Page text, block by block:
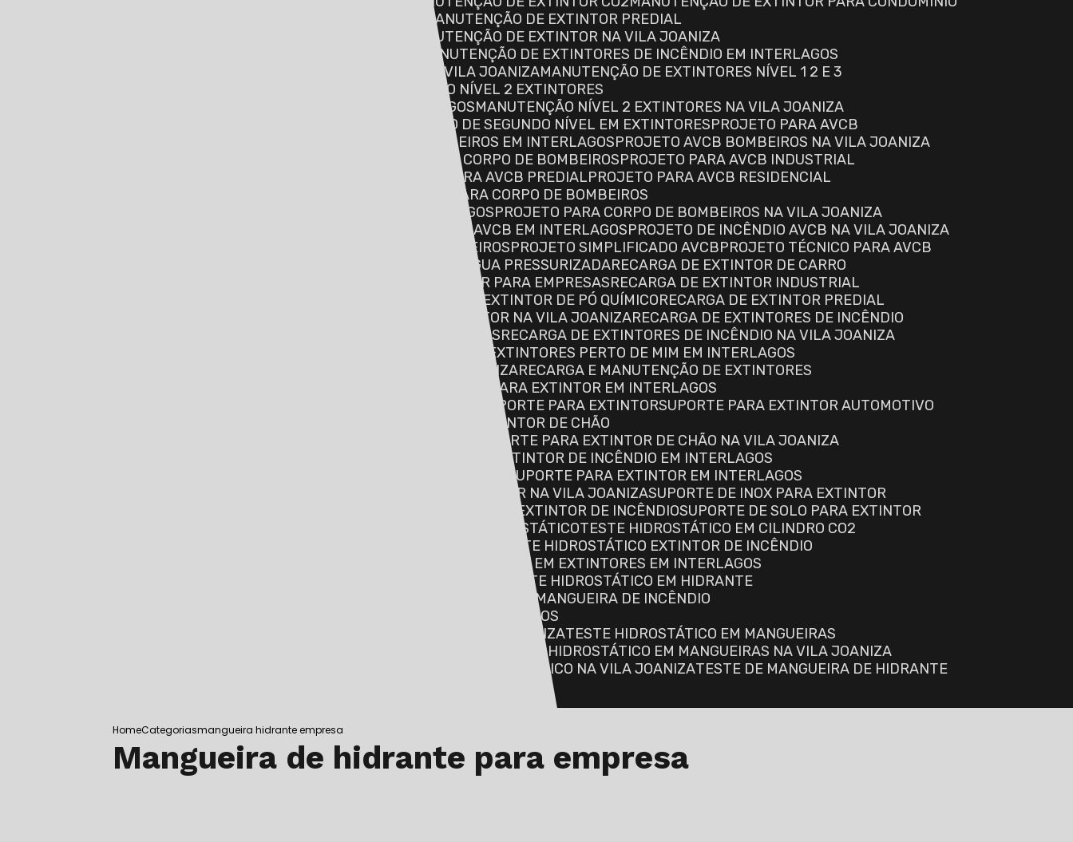
MANUTENÇÃO DE EXTINTOR PREDIAL
MANUTENÇÃO DE EXTINTOR NA VILA JOANIZA
MANUTENÇÃO DE EXTINTORES DE INCÊNDIO EM INTERLAGOS
MANUTENÇÃO DE EXTINTORES DE INCÊNDIO NA VILA JOANIZA
MANUTENÇÃO DE EXTINTORES NÍVEL 1 2 E 3
MANUTENÇÃO NÍVEL 2 EXTINTORES
MANUTENÇÃO NÍVEL 2 EXTINTORES EM INTERLAGOS
MANUTENÇÃO NÍVEL 2 EXTINTORES NA VILA JOANIZA
MANUTENÇÃO DE SEGUNDO NÍVEL EM EXTINTORES
PROJETO PARA AVCB
PROJETO AVCB BOMBEIROS EM INTERLAGOS
PROJETO AVCB BOMBEIROS NA VILA JOANIZA
PROJETO AVCB CORPO DE BOMBEIROS
PROJETO PARA AVCB INDUSTRIAL
PROJETO PARA AVCB PREDIAL
PROJETO PARA AVCB RESIDENCIAL
PROJETO PARA CORPO DE BOMBEIROS
PROJETO PARA CORPO DE BOMBEIROS EM INTERLAGOS
PROJETO PARA CORPO DE BOMBEIROS NA VILA JOANIZA
PROJETO DE INCÊNDIO AVCB EM INTERLAGOS
PROJETO DE INCÊNDIO AVCB NA VILA JOANIZA
PROJETO CONTRA INCÊNDIO PARA CORPO DE BOMBEIROS
PROJETO SIMPLIFICADO AVCB
PROJETO TÉCNICO PARA AVCB
RECARGA DE EXTINTOR DE ÁGUA PRESSURIZADA
RECARGA DE EXTINTOR DE CARRO
RECARGA DE EXTINTOR PARA EMPRESAS
RECARGA DE EXTINTOR INDUSTRIAL
RECARGA DE EXTINTOR DE PÓ QUÍMICO
RECARGA DE EXTINTOR PREDIAL
RECARGA DE EXTINTOR NA VILA JOANIZA
RECARGA DE EXTINTORES DE INCÊNDIO
RECARGA DE EXTINTORES DE INCÊNDIO EM INTERLAGOS
RECARGA DE EXTINTORES DE INCÊNDIO NA VILA JOANIZA
RECARGA DE EXTINTORES PERTO DE MIM EM INTERLAGOS
RECARGA DE EXTINTORES PERTO DE MIM NA VILA JOANIZA
RECARGA E MANUTENÇÃO DE EXTINTORES
SUPORTE DE CHÃO PARA EXTINTOR EM INTERLAGOS
SUPORTE PARA EXTINTOR SUPORTE PARA EXTINTOR AUTOMOTIVO
SUPORTE PARA EXTINTOR DE CHÃO
SUPORTE PARA EXTINTOR DE CHÃO NA VILA JOANIZA
SUPORTE PARA EXTINTOR DE INCÊNDIO EM INTERLAGOS
SUPORTE PARA EXTINTOR EM INTERLAGOS
SUPORTE PARA EXTINTOR NA VILA JOANIZA SUPORTE DE INOX PARA EXTINTOR
SUPORTE DE PISO PARA EXTINTOR DE INCÊNDIO SUPORTE DE SOLO PARA EXTINTOR
TESTE HIDROSTÁTICO
TESTE HIDROSTÁTICO EM CILINDRO CO2
TESTE HIDROSTÁTICO EXTINTOR DE INCÊNDIO
TESTE HIDROSTÁTICO EM EXTINTORES EM INTERLAGOS
TESTE HIDROSTÁTICO EM HIDRANTE
TESTE HIDROSTÁTICO MANGUEIRA DE INCÊNDIO
TESTE HIDROSTÁTICO MANGUEIRA DE INCÊNDIO EM INTERLAGOS
TESTE HIDROSTÁTICO MANGUEIRA DE INCÊNDIO NA VILA JOANIZA
TESTE HIDROSTÁTICO EM MANGUEIRAS
TESTE HIDROSTÁTICO EM MANGUEIRAS NA VILA JOANIZA
TESTE HIDROSTÁTICO NA VILA JOANIZA
TESTE DE MANGUEIRA DE HIDRANTE
HomeCategoriasmangueira hidrante empresa
Mangueira de hidrante para empresa